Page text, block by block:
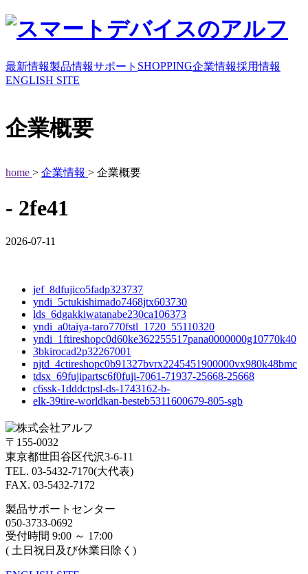
最新情報製品情報サポート SHOPPING企業情報採用情報
ENGLISH SITE
企業概要
home > 企業情報 > 企業概要
- 2fe41
2026-07-11
jef_8dfujico5fadp323737
yndi_5ctukishimado7468jtx603730
lds_6dgakkiwatanabe230ca106373
yndi_a0taiya-taro770fstl_1720_55110320
yndi_1ftireshopc0d60ke362255517pana0000000g10770k40
3bkirocad2p32267001
njtd_4ctireshopc0b91327bvrx2245451900000vx980k48bmc
tdsx_69fujipartsc6f0fuji-7061-71937-25668-25668
c6ssk-1dddctpsl-ds-1743162-b-
elk-39tire-worldkan-besteb5311600679-805-sgb
〒155-0032
東京都世田谷区代沢3-6-11
TEL. 03-5432-7170(大代表)
FAX. 03-5432-7172
製品サポートセンター
050-3733-0692
受付時間 9:00 ～ 17:00
( 土日祝日及び休業日除く)